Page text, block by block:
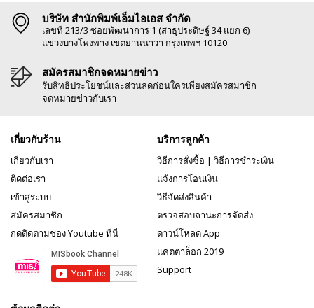
บริษัท สำนักพิมพ์เอ็มไอเอส จำกัด
เลขที่ 213/3 ซอยพัฒนาการ 1 (สาธุประดิษฐ์ 34 แยก 6)
แขวงบางโพงพาง เขตยานนาวา กรุงเทพฯ 10120
สมัครสมาชิกจดหมายข่าว
รับสิทธิประโยชน์และส่วนลดก่อนใครเพียงสมัครสมาชิก
จดหมายข่าวกับเรา
เกี่ยวกับร้าน
เกี่ยวกับเรา
ติดต่อเรา
เข้าสู่ระบบ
สมัครสมาชิก
กดติดตามช่อง Youtube ที่นี่
บริการลูกค้า
วิธีการสั่งซื้อ | วิธีการชำระเงิน
แจ้งการโอนเงิน
วิธีจัดส่งสินค้า
ตรวจสอบถานะการจัดส่ง
ดาวน์โหลด App
แคตตาล็อก 2019
Support